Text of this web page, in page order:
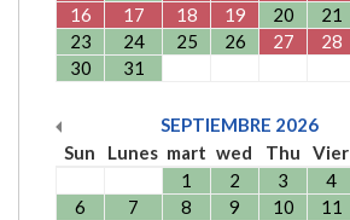
16
17 18 19 20 21
23
24 25 26 27 28
30
31
SEPTIEMBRE 2026
Sun
Lunes mart wed Thu Vier
1
2 3 4
6
7 8 9 10 11